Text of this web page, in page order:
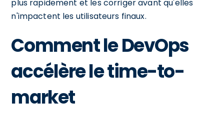
plus rapidement et les corriger avant qu'elles
n'impactent les utilisateurs finaux.
Comment le DevOps
accélère le time-to-
market